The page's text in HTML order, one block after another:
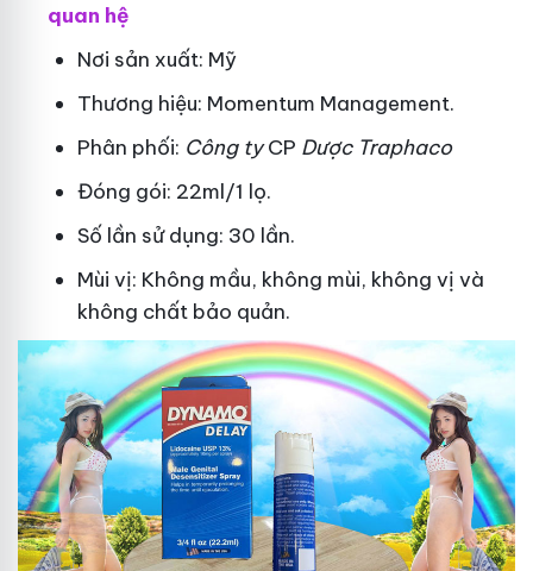
quan hệ
Nơi sản xuất: Mỹ
Thương hiệu: Momentum Management.
Phân phối: Công tyCP Dược Traphaco
Đóng gói: 22ml/1 lọ.
Số lần sử dụng: 30 lần.
Mùi vị: Không mầu, không mùi, không vị và
không chất bảo quản.